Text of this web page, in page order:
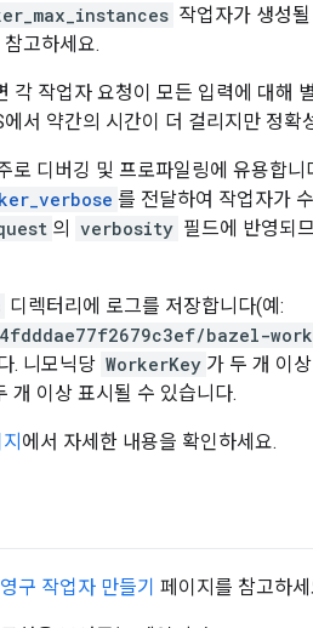
작업자가 생성
고하세요.
각 작업자 요청이 모든 입력에 대해
서 약간의 시간이 더 걸리지만 정확
로 디버깅 및 프로파일링에 유용합
를 전달하여 작업자가
의 verbosity 필드에 반영되
디렉터리에 로그를 저장합니다(예:
bazel-
. 니모닉당 WorkerKey 가 두 개 이
개 이상 표시될 수 있습니다.
에서 자세한 내용을 확인하세요.
영구 작업자 만들기 페이지를 참고하세